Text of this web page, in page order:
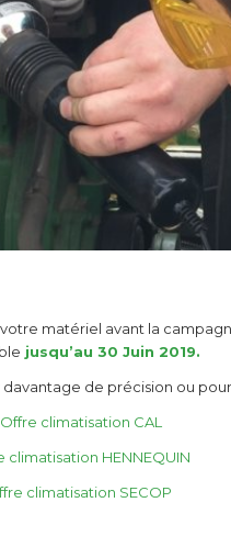
matériel avant la
jusqu’au 30 Juin 2019.
de précision ou
climatisation CAL
climatisation HENNEQUIN
climatisation SECOP